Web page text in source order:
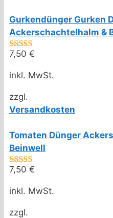
Gurkendünger Gurken
Ackerschachtelhalm &
4.67von 5
7,50 €
inkl. MwSt.
zzgl.
Versandkosten
Tomaten Dünger
Beinwell
4.50von 5
7,50 €
inkl. MwSt.
zzgl.